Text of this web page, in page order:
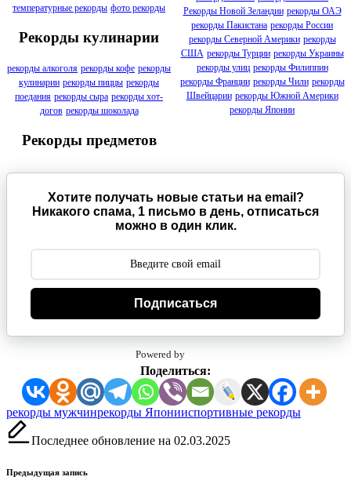
температурные рекорды фото рекорды
Рекорды кулинарии
рекорды алкоголя рекорды кофе рекорды
кулинарии рекорды пиццы рекорды
поедания рекорды сыра рекорды хот-
догов рекорды шоколада
Рекорды предметов
Рекорды Новой Зеландии рекорды ОАЭ
рекорды Пакистана рекорды России
рекорды Северной Америки рекорды
США рекорды Турции рекорды Украины
рекорды улиц рекорды Филиппин
рекорды Франции рекорды Чили рекорды
Швейцарии рекорды Южной Америки
рекорды Японии
Хотите получать новые статьи на email?
Никакого спама, 1 письмо в день, отписаться
можно в один клик.
Подписаться
Powered by
Поделиться:
Метки:
рекорды мужчинрекорды Японииспортивные рекорды
Последнее обновление на 02.03.2025
Навигация
Предыдущая запись